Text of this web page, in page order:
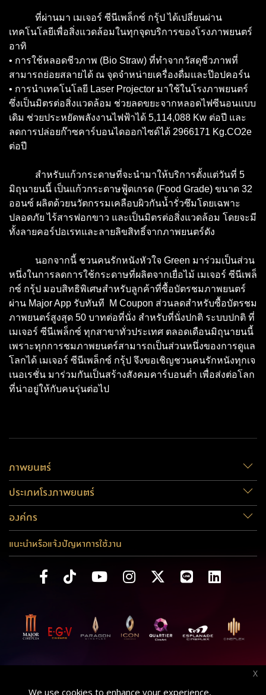
We use cookies to enhance your experience,
X
ที่ผ่านมา เมเจอร์ ซีนีเพล็กซ์ กรุ้ป ได้เปลี่ยนผ่าน
เทคโนโลยีเพื่อสิ่งแวดล้อมในทุกจุดบริการของโรงภาพยนตร์
อาทิ
• การใช้หลอดชีวภาพ (Bio Straw) ที่ทำจากวัสดุชีวภาพที่
สามารถย่อยสลายได้ ณ จุดจำหน่ายเครื่องดื่มและป๊อปคอร์น
• การนำเทคโนโลยี Laser Projector มาใช้ในโรงภาพยนตร์
ซึ่งเป็นมิตรต่อสิ่งแวดล้อม ช่วยลดขยะจากหลอดไฟซีนอนแบบ
เดิม ช่วยประหยัดพลังงานไฟฟ้าได้ 5,114,088 Kw ต่อปี และ
ลดการปล่อยก๊าซคาร์บอนไดออกไซด์ได้ 2966171 Kg.CO2e
ต่อปี
สำหรับแก้วกระดาษที่จะนำมาให้บริการตั้งแต่วันที่ 5
มิถุนายนนี้ เป็นแก้วกระดาษฟู้ดเกรด (Food Grade) ขนาด 32
ออนซ์ ผลิตด้วยนวัตกรรมเคลือบผิวกันน้ำรั่วซึมโดยเฉพาะ
ปลอดภัย ไร้สารฟอกขาว และเป็นมิตรต่อสิ่งแวดล้อม โดยจะมี
ทั้งลายคอร์ปอเรทและลายลิขสิทธิ์จากภาพยนตร์ดัง
​​​​​​​ นอกจากนี้ ชวนคนรักหนังหัวใจ Green มาร่วมเป็นส่วน
หนึ่งในการลดการใช้กระดาษที่ผลิตจากเยื่อไม้ เมเจอร์ ซีนีเพล็
กซ์ กรุ้ป มอบสิทธิพิเศษสำหรับลูกค้าที่ซื้อบัตรชมภาพยนตร์
ผ่าน Major App รับทันที M Coupon ส่วนลดสำหรับซื้อบัตรชม
ภาพยนตร์สูงสุด 50 บาทต่อที่นั่ง สำหรับที่นั่งปกติ ระบบปกติ ที่
เมเจอร์ ซีนีเพล็กซ์ ทุกสาขาทั่วประเทศ ตลอดเดือนมิถุนายนนี้
เพราะทุกการชมภาพยนตร์สามารถเป็นส่วนหนึ่งของการดูแล
โลกได้ เมเจอร์ ซีนีเพล็กซ์ กรุ้ป จึงขอเชิญชวนคนรักหนังทุกเจ
เนอเรชั่น มาร่วมกันเป็นสร้างสังคมคาร์บอนต่ำ เพื่อส่งต่อโลก
ที่น่าอยู่ให้กับคนรุ่นต่อไป
ภาพยนตร์
ประเภทโรงภาพยนตร์
องค์กร
แนะนำหรือแจ้งปัญหาการใช้งาน